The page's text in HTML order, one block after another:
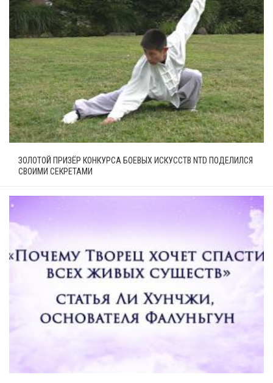
ЗОЛОТОЙ ПРИЗЁР КОНКУРСА БОЕВЫХ ИСКУССТВ NTD ПОДЕЛИЛСЯ
СВОИМИ СЕКРЕТАМИ